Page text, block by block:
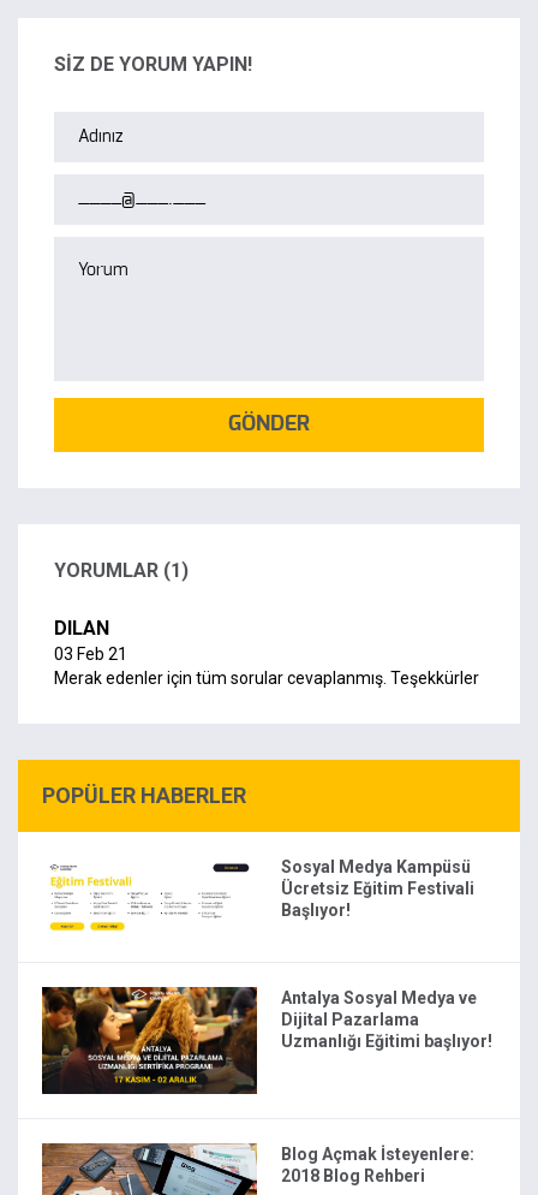
SİZ DE YORUM YAPIN!
GÖNDER
YORUMLAR (1)
DILAN
03 Feb 21
Merak edenler için tüm sorular cevaplanmış. Teşekkürler
POPÜLER HABERLER
Sosyal Medya Kampüsü
Ücretsiz Eğitim Festivali
Başlıyor!
Antalya Sosyal Medya ve
Dijital Pazarlama
Uzmanlığı Eğitimi başlıyor!
Blog Açmak İsteyenlere:
2018 Blog Rehberi